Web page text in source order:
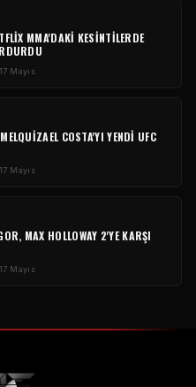
MMA'DAKI KESINTILERDE
17 Mayıs
COSTA'YI YENDI UFC
17 Mayıs
MAX HOLLOWAY 2'YE KARŞI
17 Mayıs